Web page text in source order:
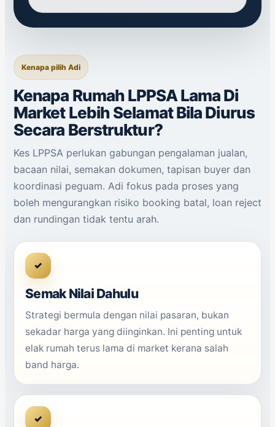
Kenapa pilih Adi
Kenapa Rumah LPPSA Lama Di
Market Lebih Selamat Bila Diurus
Secara Berstruktur?
Kes LPPSA perlukan gabungan pengalaman jualan,
bacaan nilai, semakan dokumen, tapisan buyer dan
koordinasi peguam. Adi fokus pada proses yang
boleh mengurangkan risiko booking batal, loan reject
dan rundingan tidak tentu arah.
✓
Semak Nilai Dahulu
Strategi bermula dengan nilai pasaran, bukan
sekadar harga yang diinginkan. Ini penting untuk
elak rumah terus lama di market kerana salah
band harga.
✓